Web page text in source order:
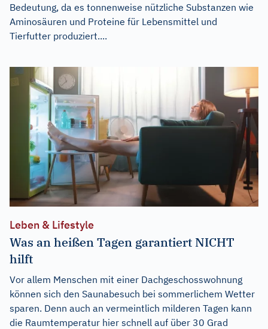
Bedeutung, da es tonnenweise nützliche Substanzen wie
Aminosäuren und Proteine für Lebensmittel und
Tierfutter produziert....
Leben & Lifestyle
Was an heißen Tagen garantiert NICHT
hilft
Vor allem Menschen mit einer Dachgeschosswohnung
können sich den Saunabesuch bei sommerlichem Wetter
sparen. Denn auch an vermeintlich milderen Tagen kann
die Raumtemperatur hier schnell auf über 30 Grad